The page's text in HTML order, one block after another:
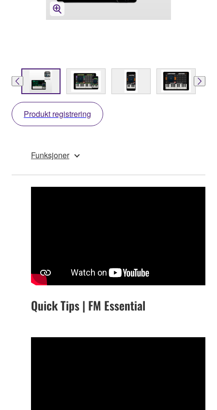
Produkt registrering
Funksjoner
Quick Tips | FM Essential